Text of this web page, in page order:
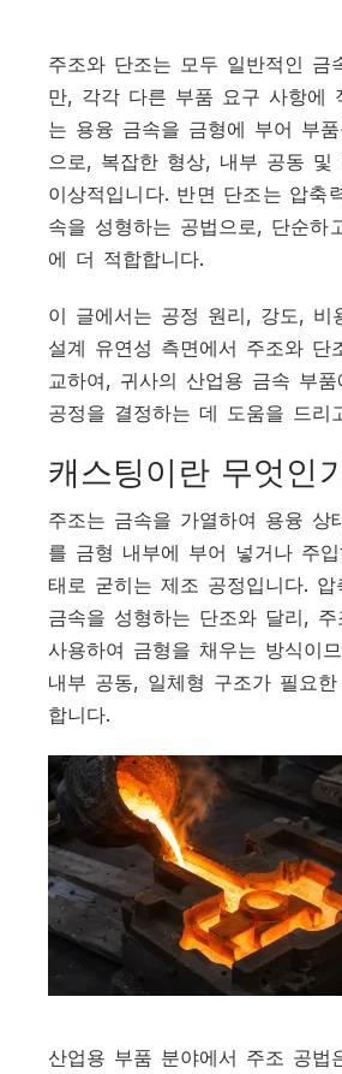
주조와 단조는 모두 일반적인 금
만, 각각 다른 부품 요구 사항에
는 용융 금속을 금형에 부어 부
으로, 복잡한 형상, 내부 공동 및
이상적입니다. 반면 단조는 압축
속을 성형하는 공법으로, 단순하
에 더 적합합니다.
이 글에서는 공정 원리, 강도, 비
설계 유연성 측면에서 주조와 단
교하여, 귀사의 산업용 금속 부
공정을 결정하는 데 도움을 드리
캐스팅이란 무엇인
주조는 금속을 가열하여 용융 상
를 금형 내부에 부어 넣거나 주
태로 굳히는 제조 공정입니다. 압
금속을 성형하는 단조와 달리,
사용하여 금형을 채우는 방식이
내부 공동, 일체형 구조가 필요
합니다.
산업용 부품 분야에서 주조 공법